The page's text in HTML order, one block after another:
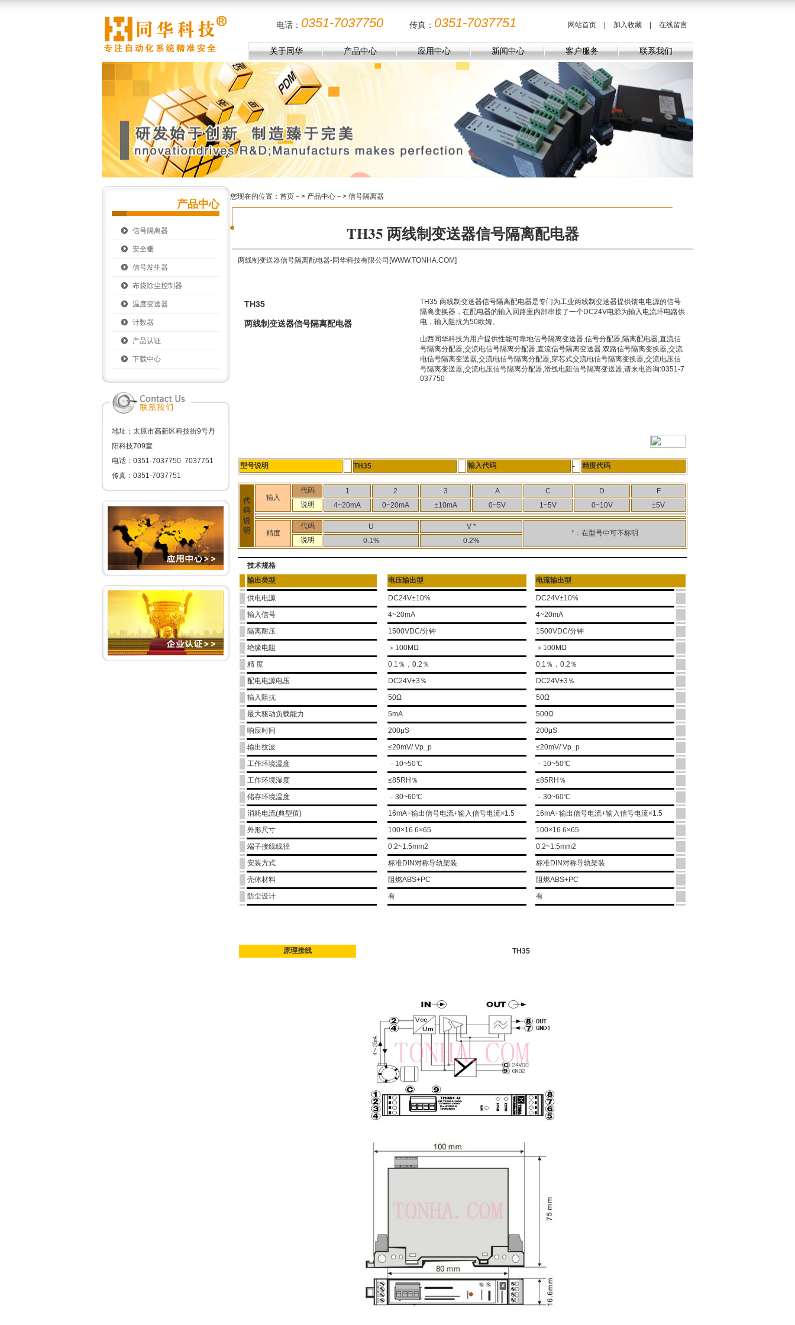
电话： 0351-7037750 传真： 0351-7037751 网站首页 加入收藏 在线留言
关于同华 产品中心 应用中心 新闻中心 客户服务 联系我们
产品中心
信号隔离器
安全栅
信号发生器
布袋除尘控制器
温度变送器
计数器
产品认证
下载中心
地址：太原市高新区科技街9号丹
阳科技709室
电话：0351-7037750 7037751
传真：0351-7037751
您现在的位置： 首页 －> 产品中心－> 信号隔离器
TH35 两线制变送器信号隔离配电器
两线制变送器信号隔离配电器-同华科技有限公司[WWW.TONHA.COM]
TH35
两线制变送器信号隔离配电器
TH35 两线制变送器信号隔离配电器是专门为工业两线制变送器提供馈电电源的信号
隔离变换器，在配电器的输入回路里内部串接了一个DC24V电源为输入电流环电路供
电，输入阻抗为50欧姆。
山西同华科技为用户提供性能可靠地信号隔离变送器,信号分配器,隔离配电器,直流信
号隔离分配器,交流电信号隔离分配器,直流信号隔离变送器,双路信号隔离变换器,交流
电信号隔离变送器,交流电信号隔离分配器,穿芯式交流电信号隔离变换器,交流电压信
号隔离变送器,交流电压信号隔离分配器,滑线电阻信号隔离变送器,请来电咨询:0351-7
037750
型号说明 TH35 输入代码 - 精度代码
代
码
说
明
输入
代码 1 2 3 A C D
F
说明
4~20mA 0~20mA ±10mA 0~5V 1~5V 0~10V ±5V
精度
代码 U V *
*：在型号中可不标明
说明
0.1% 0.2%
技术规格
输出类型
电压输出型 电流输出型
供电电源 DC24V±10%
DC24V±10%
输入信号
4~20mA
4~20mA
隔离耐压
1500VDC/分钟
1500VDC/分钟
绝缘电阻
＞100MΩ
＞100MΩ
精 度
0.1％，0.2％
0.1％，0.2％
配电电源电压
DC24V±3％
DC24V±3％
输入阻抗
50Ω
50Ω
最大驱动负载能力
5mA
500Ω
响应时间
200μS
200μS
输出纹波
≤20mV/ Vp_p
≤20mV/ Vp_p
工作环境温度
－10~50℃
－10~50℃
工作环境湿度
≤85RH％
≤85RH％
储存环境温度
－30~60℃
－30~60℃
消耗电流(典型值)
16mA+输出信号电流+输入信号电流×1.5
16mA+输出信号电流+输入信号电流×1.5
外形尺寸
100×16.6×65
100×16.6×65
端子接线线径
0.2~1.5mm2
0.2~1.5mm2
安装方式
标准DIN对称导轨架装
标准DIN对称导轨架装
壳体材料
阻燃ABS+PC
阻燃ABS+PC
防尘设计
有 有
原理接线 TH35